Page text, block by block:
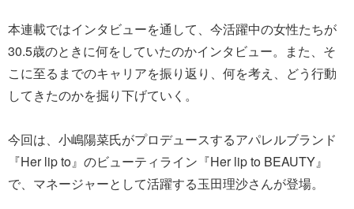
本連載ではインタビューを通して、今活躍中の女性たちが
30.5歳のときに何をしていたのかインタビュー。また、そ
こに至るまでのキャリアを振り返り、何を考え、どう行動
してきたのかを掘り下げていく。
今回は、小嶋陽菜氏がプロデュースするアパレルブランド
『Her lip to』のビューティライン『Her lip to BEAUTY』
で、マネージャーとして活躍する玉田理沙さんが登場。